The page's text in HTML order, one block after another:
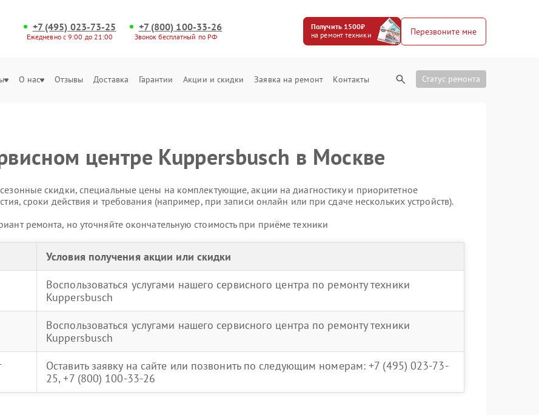
+7 (495) 023-73-25
Ежедневно с 9:00 до 21:00
+7 (800) 100-33-26
Звонок бесплатный по РФ
Получить 1500₽
на ремонт техники
Перезвоните мне
О нас Отзывы Доставка Гарантии Акции и скидки Заявка на ремонт Контакты Статус ремонта
центре Kuppersbusch в Москве
скидки, специальные цены на комплектующие, акции на диагностику и приоритетное
сроки действия и требования (например, при записи онлайн или при сдаче нескольких устройств).
ремонта, но уточняйте окончательную стоимость при приёме техники
Условия получения акции или скидки
Воспользоваться услугами нашего сервисного центра по ремонту техники
Kuppersbusch
Воспользоваться услугами нашего сервисного центра по ремонту техники
Kuppersbusch
Оставить заявку на сайте или позвонить по следующим номерам: +7 (495) 023-73-
25, +7 (800) 100-33-26